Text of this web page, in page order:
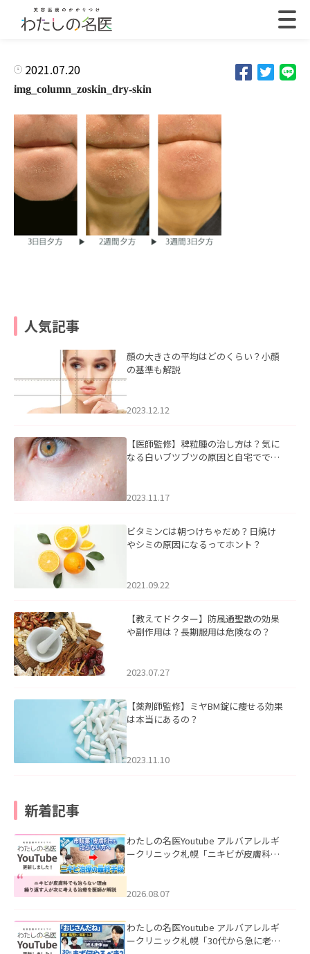
2021.07.20
img_column_zoskin_dry-skin
人気記事
顔の大きさの平均はどのくらい？小顔
の基準も解説
2023.12.12
【医師監修】稗粒腫の治し方は？気に
なる白いブツブツの原因と自宅ででき
2023.11.17
ビタミンCは朝つけちゃだめ？日焼け
やシミの原因になるってホント？
2021.09.22
【教えてドクター】防風通聖散の効果
や副作用は？長期服用は危険なの？
2023.07.27
【薬剤師監修】ミヤBM錠に痩せる効果
は本当にあるの？
2023.11.10
新着記事
わたしの名医Youtube アルバアレルギ
ークリニック札幌「ニキビが皮膚科で
ました。
2026.08.07
わたしの名医Youtube アルバアレルギ
ークリニック札幌「30代から急に老け